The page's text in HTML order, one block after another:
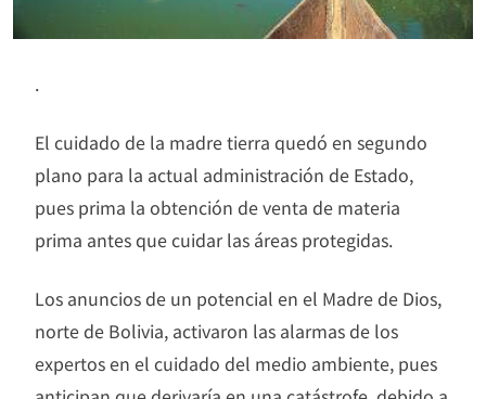
.
El cuidado de la madre tierra quedó en segundo
plano para la actual administración de Estado,
pues prima la obtención de venta de materia
prima antes que cuidar las áreas protegidas.
Los anuncios de un potencial en el Madre de Dios,
norte de Bolivia, activaron las alarmas de los
expertos en el cuidado del medio ambiente, pues